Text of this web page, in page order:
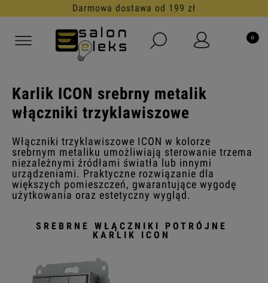
Darmowa dostawa od 199 zł
Karlik ICON srebrny metalik
włączniki trzyklawiszowe
Włączniki trzyklawiszowe ICON w kolorze
srebrnym metaliku umożliwiają sterowanie trzema
niezależnymi źródłami światła lub innymi
urządzeniami. Praktyczne rozwiązanie dla
większych pomieszczeń, gwarantujące wygodę
użytkowania oraz estetyczny wygląd.
SREBRNE WŁĄCZNIKI POTRÓJNE
KARLIK ICON